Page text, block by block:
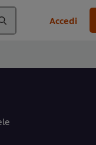
Accedi